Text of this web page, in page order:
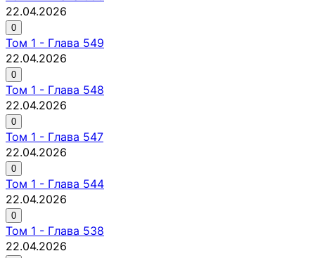
22.04.2026
0
Том 1 - Глава 549
22.04.2026
0
Том 1 - Глава 548
22.04.2026
0
Том 1 - Глава 547
22.04.2026
0
Том 1 - Глава 544
22.04.2026
0
Том 1 - Глава 538
22.04.2026